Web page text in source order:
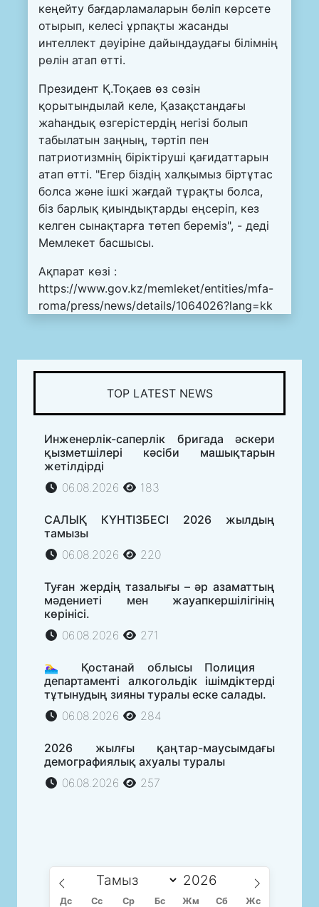
кеңейту бағдарламаларын бөліп көрсете
отырып, келесі ұрпақты жасанды
интеллект дәуіріне дайындаудағы білімнің
рөлін атап өтті.
Президент Қ.Тоқаев өз сөзін
қорытындылай келе, Қазақстандағы
жаһандық өзгерістердің негізі болып
табылатын заңның, тәртіп пен
патриотизмнің біріктіруші қағидаттарын
атап өтті. "Егер біздің халқымыз біртұтас
болса және ішкі жағдай тұрақты болса,
біз барлық қиындықтарды еңсеріп, кез
келген сынақтарға төтеп береміз", - деді
Мемлекет басшысы.
Ақпарат көзі :
https://www.gov.kz/memleket/entities/mfa-
roma/press/news/details/1064026?lang=kk
TOP LATEST NEWS
Инженерлік-саперлік бригада әскери
қызметшілері кәсіби машықтарын
жетілдірді
06.08.2026
183
САЛЫҚ КҮНТІЗБЕСІ 2026 жылдың
тамызы
06.08.2026
220
Туған жердің тазалығы – әр азаматтың
мәдениеті мен жауапкершілігінің
көрінісі.
06.08.2026
271
🏊‍♀️ Қостанай облысы Полиция
департаменті алкогольдік ішімдіктерді
тұтынудың зияны туралы еске салады.
06.08.2026
284
2026 жылғы қаңтар-маусымдағы
демографиялық ахуалы туралы
06.08.2026
257
Дс Сc Ср Бс Жм Сб Жс